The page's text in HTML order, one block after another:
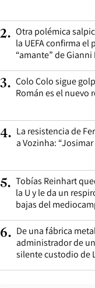
2. Otra polémica
la UEFA confirma
“amante” de
3. Colo Colo sigue
Román es el nuevo
4. La resistencia de
a Vozinha:
5. Tobías Reinhart
la U y le da un
bajas del
6. De una fábrica
administrador de
silente custodio de